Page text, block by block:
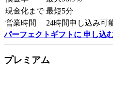
現金化まで 最短5分
営業時間
24時間申し込み可
パーフェクトギフトに 申し込
プレミアム